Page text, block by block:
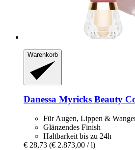
Warenkorb
Danessa Myricks Beauty
Für Augen, Lippen &
Glänzendes Finish
Haltbarkeit bis zu 24h
€ 28,73 (€ 2.873,00 / l)